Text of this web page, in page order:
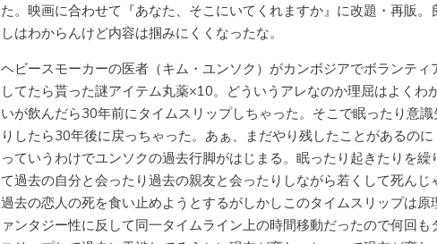
た。映画に合わせて『あなた、そこにいてくれますか』に改題・再販。
しはわからんけど内容は掴みにくくなったな。
ヘビースモーカーの医者（キム・ユンソク）がカンボジアでボランティ
してたら貰った謎アイテム丸薬×10。どういうアレなのか理屈はよくわ
いが飲んだら30年前にタイムスリップしちゃった。そこで眠ったり意識
りしたら30年後に戻っちゃった。あぁ、まだやり残したことがあるのに
っていうわけでユンソクの過去行脚がはじまる。眠ったり起きたりを繰
て過去の自分と会ったり過去の親友と会ったりしながら若くして死んじ
過去の恋人の死を食い止めようとするがしかしこのタイムスリップは原
ァンタジー性に反して同一タイムライン上の時間移動だったので何回も